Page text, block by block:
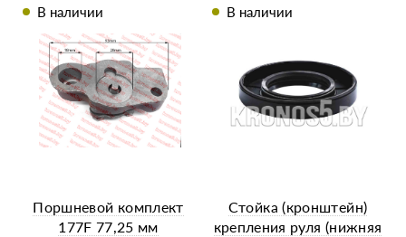
В наличии В наличии
Поршневой комплект
177F 77,25 мм
Стойка (кронштейн)
крепления руля (нижняя